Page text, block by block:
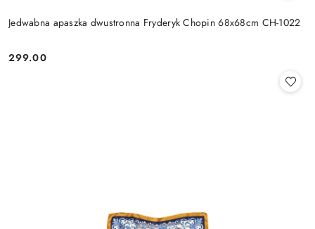
Jedwabna apaszka dwustronna Fryderyk Chopin 68x68cm CH-1022
Cena:
299.00